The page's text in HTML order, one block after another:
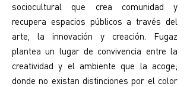
sociocultural que crea comunidad y
recupera espacios públicos a través del
arte, la innovación y creación. Fugaz
plantea un lugar de convivencia entre la
creatividad y el ambiente que la acoge;
donde no existan distinciones por el color